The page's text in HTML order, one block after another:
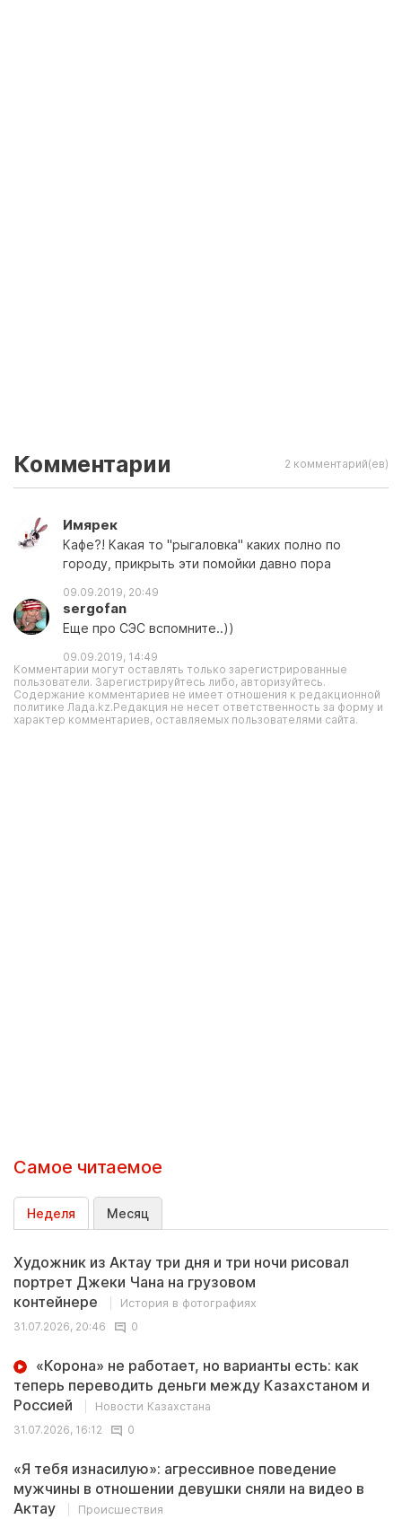
Комментарии 2 комментарий(ев)
Имярек
Кафе?! Какая то "рыгаловка" каких полно по
городу, прикрыть эти помойки давно пора
09.09.2019, 20:49
sergofan
Еще про СЭС вспомните..))
09.09.2019, 14:49
Комментарии могут оставлять только зарегистрированные
пользователи. Зарегистрируйтесь либо, авторизуйтесь.
Содержание комментариев не имеет отношения к редакционной
политике Лада.kz.Редакция не несет ответственность за форму и
характер комментариев, оставляемых пользователями сайта.
Самое читаемое
Неделя Месяц
Художник из Актау три дня и три ночи рисовал
портрет Джеки Чана на грузовом
контейнере
История в фотографиях
31.07.2026, 20:46
0
«Корона» не работает, но варианты есть: как
теперь переводить деньги между Казахстаном и
Россией
Новости Казахстана
31.07.2026, 16:12
0
«Я тебя изнасилую»: агрессивное поведение
мужчины в отношении девушки сняли на видео в
Актау
Происшествия